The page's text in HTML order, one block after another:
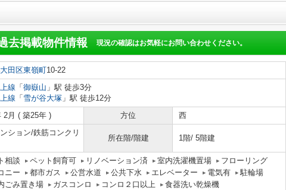
去掲載物件情報 現況の確認はお気軽にお問い合わせください。
大田区東嶺町10-22
線 「 御嶽山 」駅 徒歩3分
線 「 雪が谷大塚 」駅 徒歩12分
2月 ( 築25年 ) 方位 西
ション/鉄筋コンクリ
所在階/階建 1階/ 5階建
相談 ペット飼育可 リノベーション済 室内洗濯機置場
フローリング
ニー
都市ガス 公営水道 公共下水 エレベーター 電気有
駐輪場
ごみ置き場
ガスコンロ コンロ２口以上
食器洗い乾燥機